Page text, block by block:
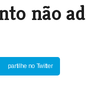
não
partilhe no Twitter